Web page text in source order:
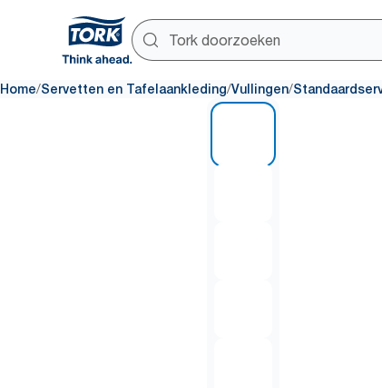
Home/Servetten en Tafelaankleding/Vullingen/